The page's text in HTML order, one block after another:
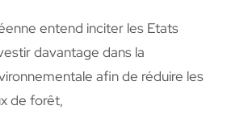
entend inciter ⁠les Etats
davantage dans ​la
afin de réduire les
de forêt,